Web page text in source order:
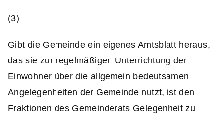
(3)
Gibt die Gemeinde ein eigenes Amtsblatt heraus,
das sie zur regelmäßigen Unterrichtung der
Einwohner über die allgemein bedeutsamen
Angelegenheiten der Gemeinde nutzt, ist den
Fraktionen des Gemeinderats Gelegenheit zu